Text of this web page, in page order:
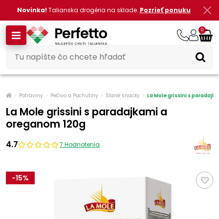
Novinka! Talianska drogéria na sklade. Pozrieť ponuku
0
Potraviny Pečivo a Pochutiny Slané snacky La Mole grissini s
La Mole grissini s paradajkami a
oreganom 120g
4.7 7 Hodnotenia
-15%